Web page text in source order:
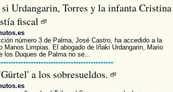
Urdangarin, Torres y la infanta Cristina
fiscal
número 3 de Palma, José Castro, ha accedido a la
Manos Limpias. El abogado de Iñaki Urdangarin, Mario
los Duques de Palma no se...
a los sobresueldos.